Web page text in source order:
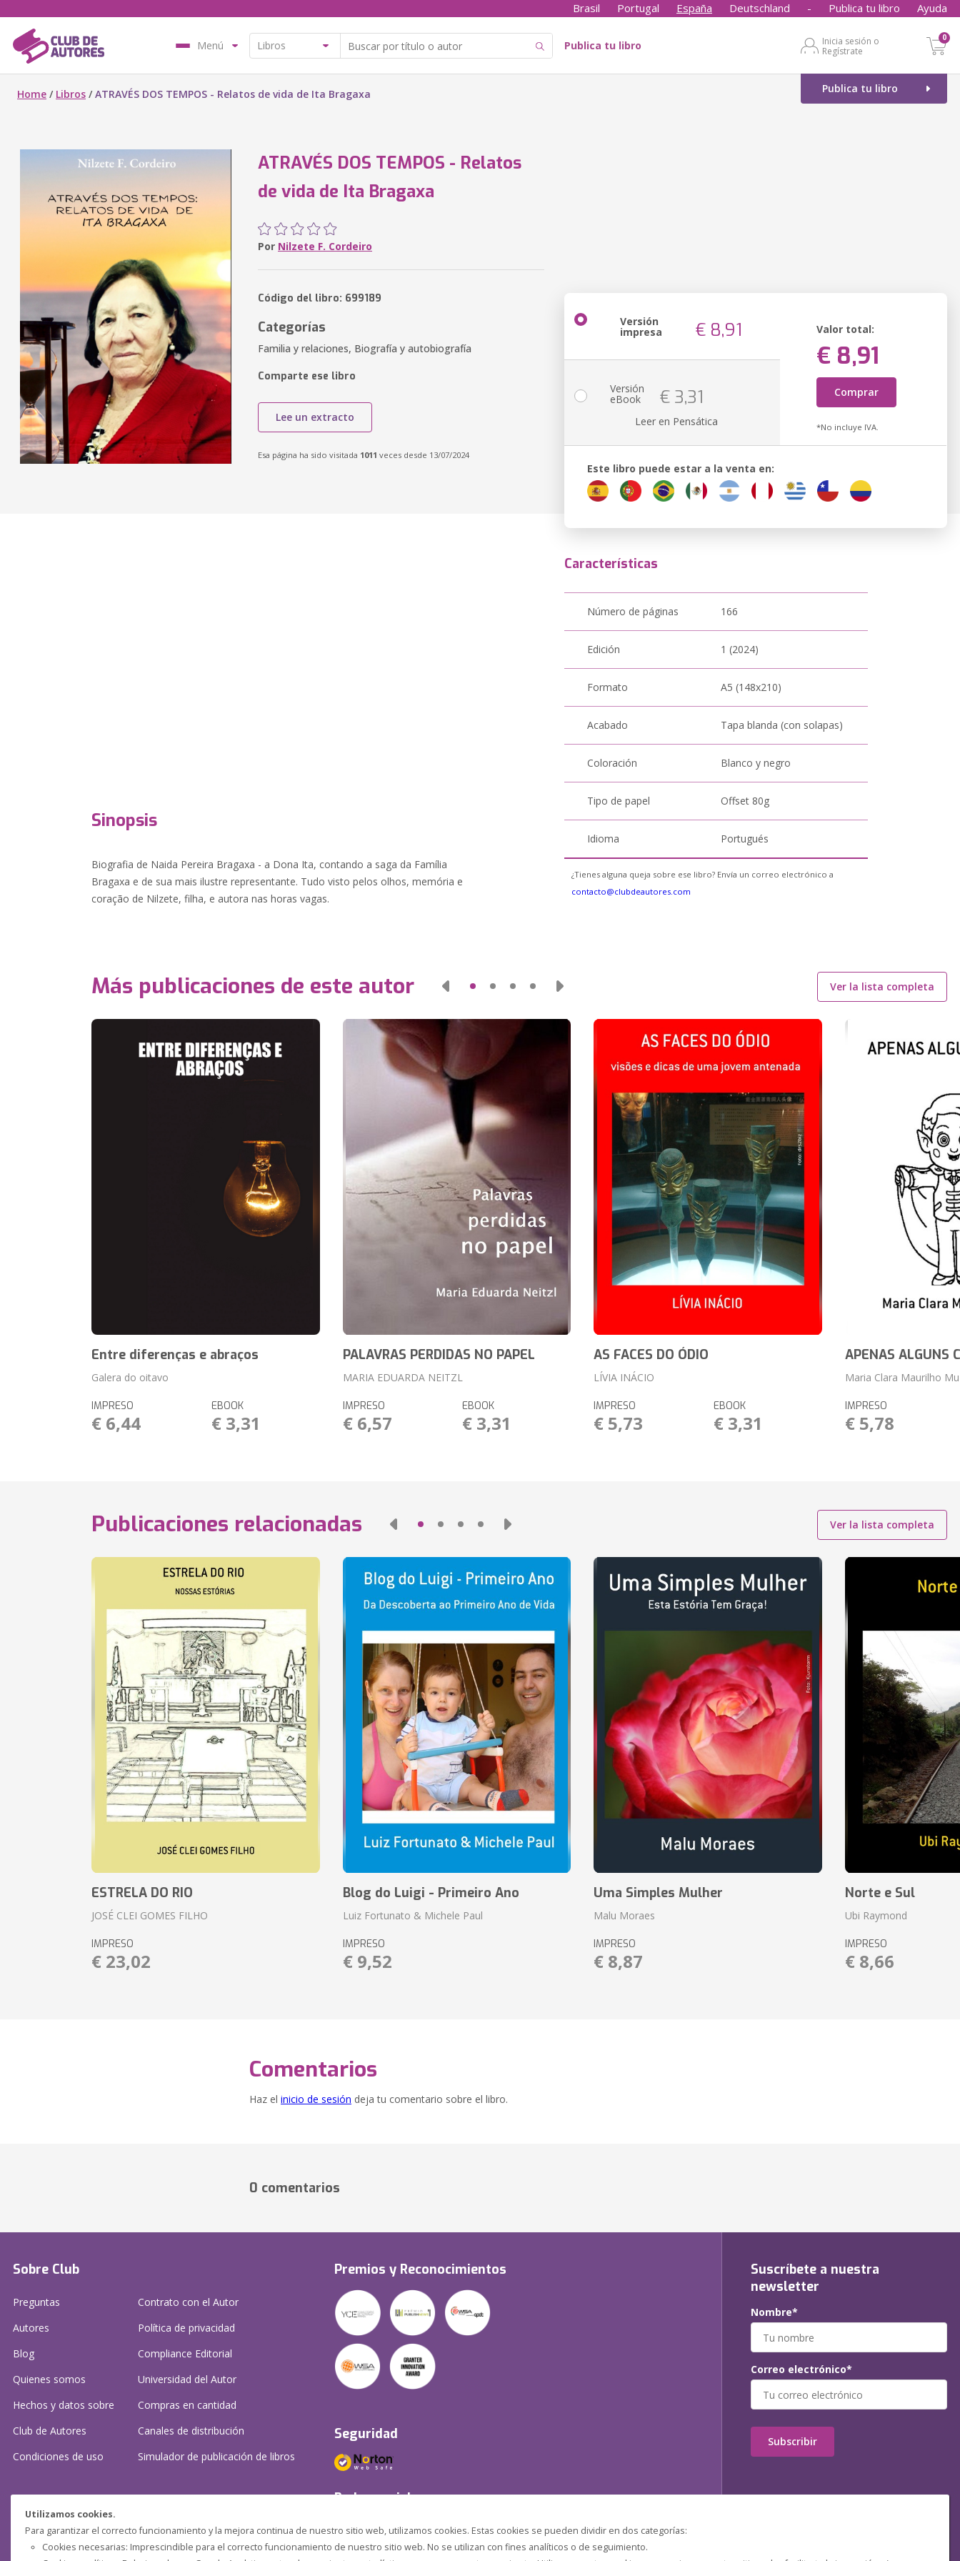
Utilizamos cookies.
Para garantizar el correcto funcionamiento y la mejora continua de nuestro sitio web, utilizamos cookies. Estas cookies se pueden dividir en dos categorías:
Cookies necesarias: Imprescindible para el correcto funcionamiento de nuestro sitio web. No se utilizan con fines analíticos o de seguimiento.
Brasil Portugal España Deutschland - Publica tu libro Ayuda
Menú Publica tu libro
Inicia sesión o
Regístrate
0
Publica tu libro
Home / Libros /ATRAVÉS DOS TEMPOS - Relatos de vida de Ita Bragaxa
ATRAVÉS DOS TEMPOS - Relatos
de vida de Ita Bragaxa
Por Nilzete F. Cordeiro
Código del libro: 699189
Categorías
Familia y relaciones, Biografía y autobiografía
Comparte ese libro
Lee un extracto
Esa página ha sido visitada 1011 veces desde 13/07/2024
Versión
impresa € 8,91 Valor total:
€ 8,91
Comprar
*No incluye IVA.
Versión
eBook € 3,31
Leer en Pensática
Este libro puede estar a la venta en:
Sinopsis
Biografia de Naida Pereira Bragaxa - a Dona Ita, contando a saga da Família
Bragaxa e de sua mais ilustre representante. Tudo visto pelos olhos, memória e
coração de Nilzete, filha, e autora nas horas vagas.
Características
Número de páginas 166
Edición 1 (2024)
Formato A5 (148x210)
Acabado Tapa blanda (con solapas)
Coloración Blanco y negro
Tipo de papel Offset 80g
Idioma Portugués
¿Tienes alguna queja sobre ese libro? Envía un correo electrónico a
contacto@clubdeautores.com
Más publicaciones de este autor Ver la lista completa
Entre diferenças e abraços
Galera do oitavo
IMPRESO
€ 6,44
EBOOK
€ 3,31
PALAVRAS PERDIDAS NO PAPEL
MARIA EDUARDA NEITZL
IMPRESO
€ 6,57
EBOOK
€ 3,31
AS FACES DO ÓDIO
LÍVIA INÁCIO
IMPRESO
€ 5,73
EBOOK
€ 3,31
APENAS ALGUNS
Maria Clara Maurilho
IMPRESO
€ 5,78
Publicaciones relacionadas Ver la lista completa
ESTRELA DO RIO
JOSÉ CLEI GOMES FILHO
IMPRESO
€ 23,02
Blog do Luigi - Primeiro Ano
Luiz Fortunato & Michele Paul
IMPRESO
€ 9,52
Uma Simples Mulher
Malu Moraes
IMPRESO
€ 8,87
Norte e Sul
Ubi Raymond
IMPRESO
€ 8,66
Comentarios
Haz el inicio de sesión deja tu comentario sobre el libro.
0 comentarios
Sobre Club
Preguntas
Autores
Blog
Quienes somos
Hechos y datos sobre
Club de Autores
Condiciones de uso
Contrato con el Autor
Política de privacidad
Compliance Editorial
Universidad del Autor
Compras en cantidad
Canales de distribución
Simulador de publicación de libros
¿Necesitas ayuda?
Preguntas frecuentes
Premios y Reconocimientos
Seguridad
Redes sociales
Suscríbete a nuestra
newsletter
Nombre*
Correo electrónico*
Subscribir